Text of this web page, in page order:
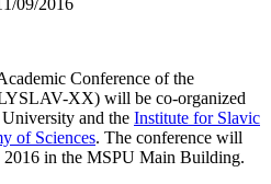
09/2016
Conference of the
XX) will be co-organized
and the Institute for Slavic
of Sciences. The conference will
2016 in the MSPU Main Building.